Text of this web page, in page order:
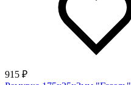
915 ₽